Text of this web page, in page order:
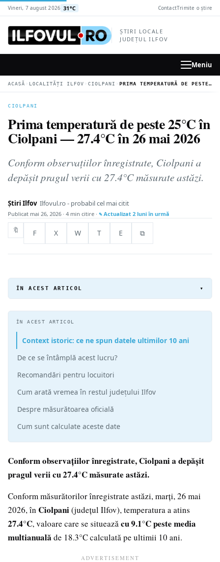
conținutul
Vineri, 7 august 2026 31°C ContactTrimite o știre
ȘTIRI LOCALE
JUDEȚUL ILFOV
Meniu
ACASĂ › LOCALITĂȚI ILFOV › CIOLPANI › PRIMA TEMPERATURĂ DE PESTE 25°C ÎN CIOLPANI — 27.4°C ÎN 26 MAI 2026
CIOLPANI
Prima temperatură de peste 25°C în
Ciolpani — 27.4°C în 26 mai 2026
Conform observațiilor înregistrate, Ciolpani a
depășit pragul verii cu 27.4°C măsurate astăzi.
Știri Ilfov Ilfovul.ro - probabil cel mai citit
Publicat mai 26, 2026 · 4 min citire · Actualizat 2 luni în urmă
🔖 F X W T E ⧉
ÎN ACEST ARTICOL ▾
Conform observațiilor înregistrate, Ciolpani a depășit
pragul verii cu 27.4°C măsurate astăzi.
Conform măsurătorilor înregistrate astăzi, marți, 26 mai
2026, în Ciolpani(județul Ilfov), temperatura a atins
27.4°C, valoare care se situeazăcu 9.1°C peste media
multianuală de 18.3°C calculată pe ultimii 10 ani.
ÎN ACEST ARTICOL
Context istoric: ce ne spun datele ultimilor 10 ani
De ce se întâmplă acest lucru?
Recomandări pentru locuitori
Cum arată vremea în restul județului Ilfov
Despre măsurătoarea oficială
Cum sunt calculate aceste date